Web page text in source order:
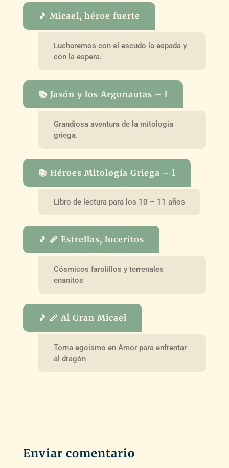
🎵 Micael, héroe fuerte
Lucharemos con el escudo la espada y
con la espera.
📚 Jasón y los Argonautas – l
Grandiosa aventura de la mitología
griega.
📚 Héroes Mitología Griega – l
Libro de lectura para los 10 – 11 años
🎵 🪈 Estrellas, luceritos
Cósmicos farolillos y terrenales
enanitos
🎵 🪈 Al Gran Micael
Torna egoismo en Amor para enfrentar
al dragón
Enviar comentario